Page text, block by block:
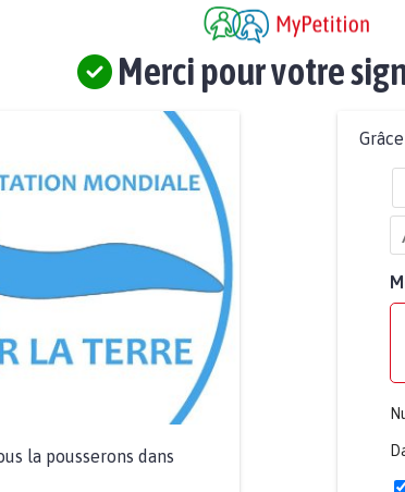
Merci pour votre
la pousserons dans